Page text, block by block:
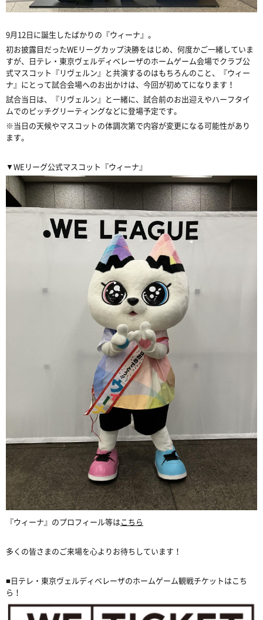
9月12日に誕生したばかりの『ウィーナ』。
初お披露目だったWEリーグカップ決勝をはじめ、何度かご一緒していま
すが、日テレ・東京ヴェルディベレーザのホームゲーム会場でクラブ公
式マスコット『リヴェルン』と共演するのはもちろんのこと、『ウィー
ナ』にとって試合会場へのお出かけは、今回が初めてになります！
試合当日は、『リヴェルン』と一緒に、試合前のお出迎えやハーフタイ
ムでのピッチグリーティングなどに登場予定です。
※当日の天候やマスコットの体調次第で内容が変更になる可能性があり
ます。
▼WEリーグ公式マスコット『ウィーナ』
『ウィーナ』のプロフィール等はこちら
多くの皆さまのご来場を心よりお待ちしています！
■日テレ・東京ヴェルディベレーザのホームゲーム観戦チケットはこち
ら！